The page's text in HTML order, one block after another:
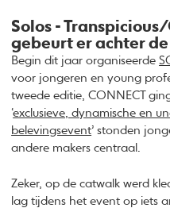
Solos -
gebeurt er achter de
Begin dit jaar organiseerde
voor jongeren en young
tweede editie, CONNECT
‘exclusieve, dynamische en
belevingsevent’ stonden
andere makers centraal.
Zeker, op de catwalk werd
lag tijdens het event op iets